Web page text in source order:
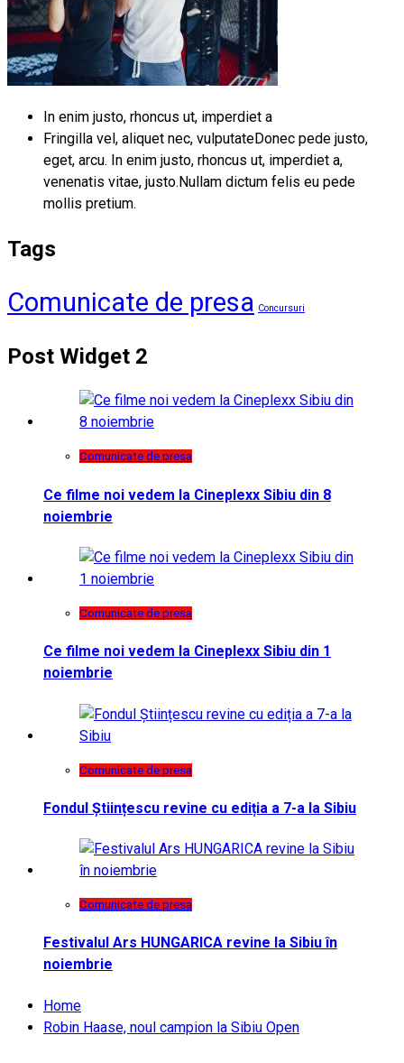
In enim justo, rhoncus ut, imperdiet a
Fringilla vel, aliquet nec, vulputateDonec pede justo,
eget, arcu. In enim justo, rhoncus ut, imperdiet a,
venenatis vitae, justo.Nullam dictum felis eu pede
mollis pretium.
Tags
Comunicate de presa Concursuri
Post Widget 2
Comunicate de presa
Ce filme noi vedem la Cineplexx Sibiu din 8
noiembrie
Comunicate de presa
Ce filme noi vedem la Cineplexx Sibiu din 1
noiembrie
Comunicate de presa
Fondul Științescu revine cu ediția a 7-a la Sibiu
Comunicate de presa
Festivalul Ars HUNGARICA revine la Sibiu în
noiembrie
Home
Robin Haase, noul campion la Sibiu Open